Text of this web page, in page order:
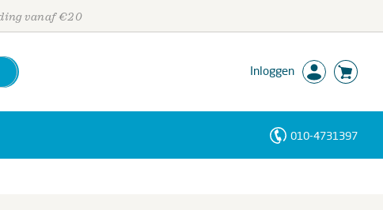
vanaf €20
Inloggen
010-4731397
Personen